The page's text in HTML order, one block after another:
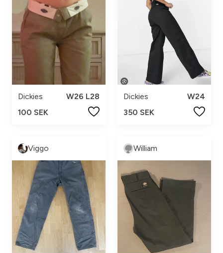
Dickies
W26 L28
100 SEK
Dickies
W24
350 SEK
Viggo William